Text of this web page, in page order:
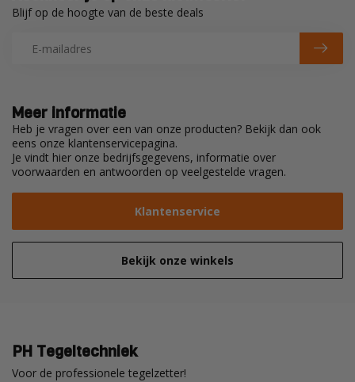
Meer informatie
Heb je vragen over een van onze producten? Bekijk dan ook
eens onze klantenservicepagina.
Je vindt hier onze bedrijfsgegevens, informatie over
voorwaarden en antwoorden op veelgestelde vragen.
Klantenservice
Bekijk onze winkels
Blijf op de hoogte van de beste deals
PH Tegeltechniek
Voor de professionele tegelzetter!